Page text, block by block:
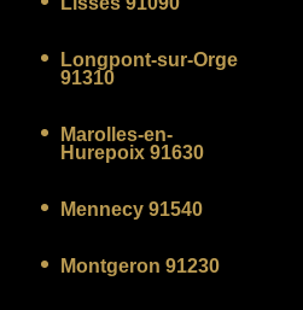
Longpont-sur-Orge
91310
Marolles-en-
Hurepoix 91630
Mennecy 91540
Montgeron 91230